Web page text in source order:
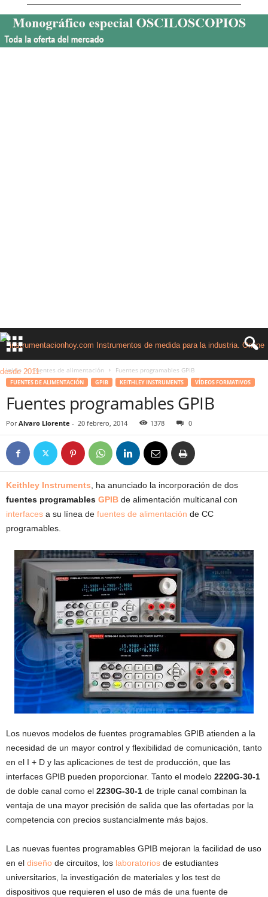
Inicio Fuentes de alimentación Fuentes programables GPIB
FUENTES DE ALIMENTACIÓN GPIB KEITHLEY INSTRUMENTS VÍDEOS FORMATIVOS
Fuentes programables GPIB
Por Alvaro Llorente - 20 febrero, 2014 1378 0
Keithley Instruments , ha anunciado la incorporación de dos
fuentes programables GPIB de alimentación multicanal con
interfaces a su línea de fuentes de alimentación de CC
programables.
Los nuevos modelos de fuentes programables GPIB atienden a la
necesidad de un mayor control y flexibilidad de comunicación, tanto
en el I + D y las aplicaciones de test de producción, que las
interfaces GPIB pueden proporcionar. Tanto el modelo 2220G-30-1
de doble canal como el 2230G-30-1 de triple canal combinan la
ventaja de una mayor precisión de salida que las ofertadas por la
competencia con precios sustancialmente más bajos.
Las nuevas fuentes programables GPIB mejoran la facilidad de uso
en el diseño de circuitos, los laboratorios de estudiantes
universitarios, la investigación de materiales y los test de
dispositivos que requieren el uso de más de una fuente de